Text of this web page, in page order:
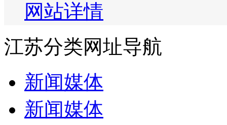
网站详情
江苏分类网址导航
新闻媒体
新闻媒体